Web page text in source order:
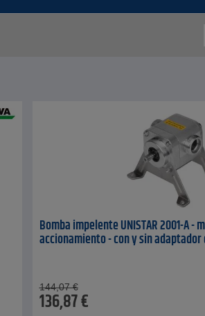
Bomba impelente UNISTAR 2001-A -
accionamiento - con y sin
144,07 €
136,87€